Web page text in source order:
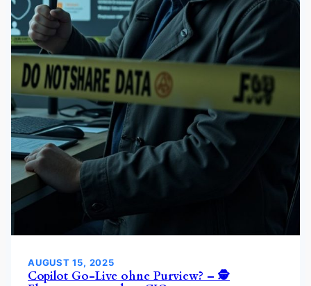
AUGUST 15, 2025
Copilot Go-Live ohne Purview? – 🕵️